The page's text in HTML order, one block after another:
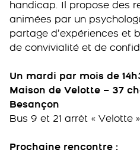
handicap. Il propose des
animées par un
partage d’expériences et
de convivialité et de
Un mardi par mois de
Maison de Velotte – 37
Besançon
Bus 9 et 21 arrêt « Velotte »
Prochaine rencontre :